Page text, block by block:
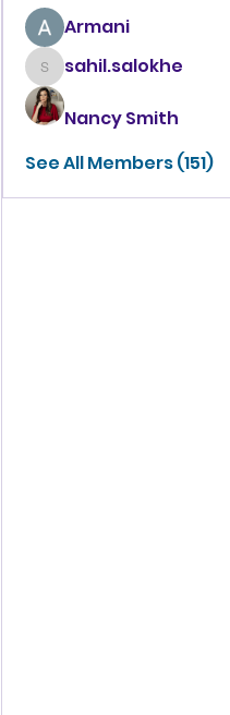
Armani
sahil.salokhe
sahil.salokhe
Nancy Smith
See All Members (151)